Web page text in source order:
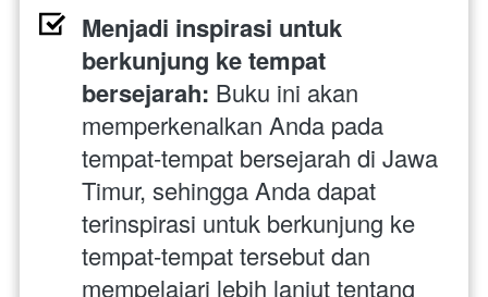
Menjadi inspirasi untuk
berkunjung ke tempat
bersejarah: Buku ini akan
memperkenalkan Anda pada
tempat-tempat bersejarah di Jawa
Timur, sehingga Anda dapat
terinspirasi untuk berkunjung ke
tempat-tempat tersebut dan
mempelajari lebih lanjut tentang